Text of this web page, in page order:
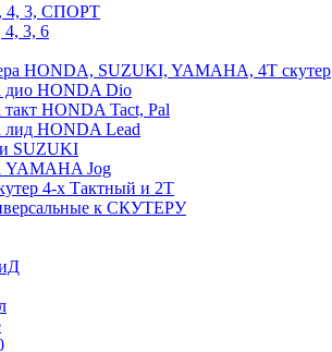
4, 3, СПОРТ
3, 6
HONDA, SUZUKI, YAMAHA, 4Т скутер
дио HONDA Dio
такт HONDA Tact, Pal
лид HONDA Lead
SUZUKI
YAMAHA Jog
4-х Тактный и 2Т
к СКУТЕРУ